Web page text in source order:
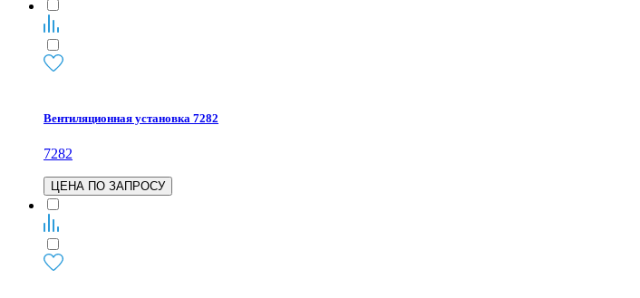
Вентиляционная установка 7282
7282
ЦЕНА ПО ЗАПРОСУ